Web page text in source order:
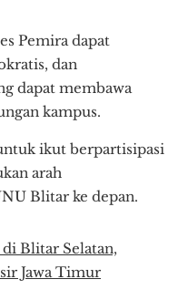
Pemira dapat
dan
dapat membawa
kampus.
ikut berpartisipasi
arah
Blitar ke depan.
di Blitar Selatan,
Jawa Timur